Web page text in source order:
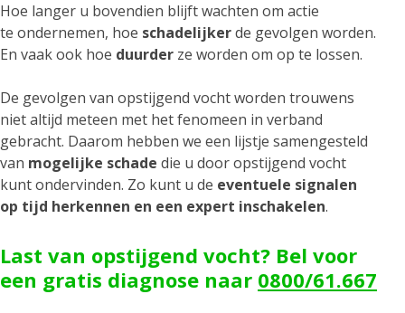
Hoe langer u bovendien blijft wachten om actie
te ondernemen, hoe schadelijkerde gevolgen worden.
En vaak ook hoe duurder ze worden om op te lossen.
De gevolgen van opstijgend vocht worden trouwens
niet altijd meteen met het fenomeen in verband
gebracht. Daarom hebben we een lijstje samengesteld
van mogelijke schade die u door opstijgend vocht
kunt ondervinden. Zo kunt u de eventuele signalen
op tijd herkennen en een expert inschakelen.
Last van opstijgend vocht? Bel voor
een gratis diagnose naar 0800/61.667